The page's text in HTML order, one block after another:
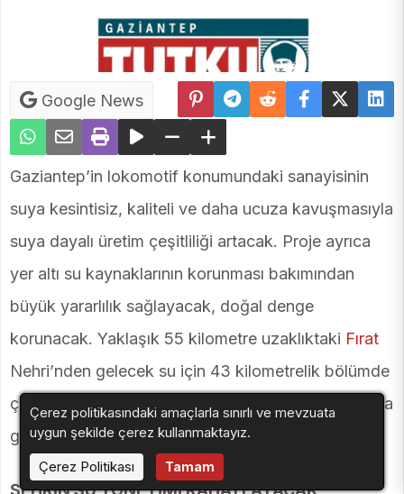
Google News
Gaziantep’in lokomotif konumundaki sanayisinin
suya kesintisiz, kaliteli ve daha ucuza kavuşmasıyla
suya dayalı üretim çeşitliliği artacak. Proje ayrıca
yer altı su kaynaklarının korunması bakımından
büyük yararlılık sağlayacak, doğal denge
korunacak. Yaklaşık 55 kilometre uzaklıktaki Fırat
Nehri’nden gelecek su için 43 kilometrelik bölümde
çelik boru yerleştirme ve inşaat çalışmalarında sona
gelinerek projenin önemli kısmı tamamlandı.
ŞEHRİN SU YÖNETİMİ RAHATLAYACAK
Çerez politikasındaki amaçlarla sınırlı ve mevzuata
uygun şekilde çerez kullanmaktayız.
Çerez Politikası
Tamam